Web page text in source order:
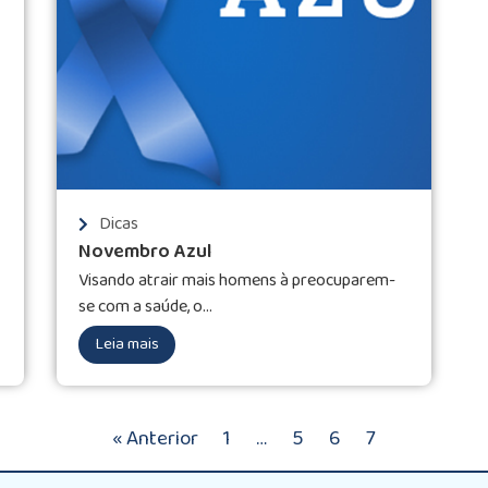
Dicas
Novembro Azul
Visando atrair mais homens à preocuparem-
se com a saúde, o...
Leia mais
« Anterior 1 … 5 6 7